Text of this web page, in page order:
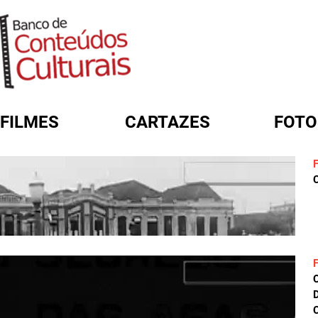
FILMES CARTAZES
FORMULÁRIO DE BUSCA